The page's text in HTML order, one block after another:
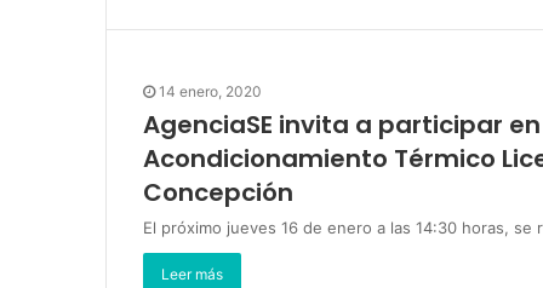
14 enero, 2020
AgenciaSE invita a participar
Acondicionamiento Térmico
Concepción
El próximo jueves 16 de enero a las 14:30 horas,
Leer más